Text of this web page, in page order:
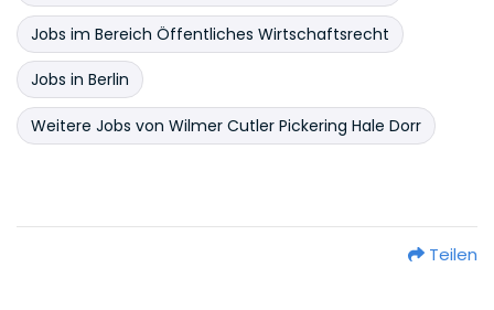
Jobs im Bereich Öffentliches Wirtschaftsrecht
Jobs in Berlin
Weitere Jobs von Wilmer Cutler Pickering Hale Dorr
Teilen